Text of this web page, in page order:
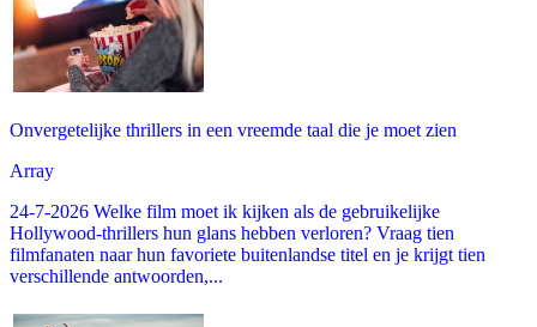
Onvergetelijke thrillers in een vreemde taal die je moet zien
Array
24-7-2026 Welke film moet ik kijken als de gebruikelijke
Hollywood-thrillers hun glans hebben verloren? Vraag tien
filmfanaten naar hun favoriete buitenlandse titel en je krijgt tien
verschillende antwoorden,...